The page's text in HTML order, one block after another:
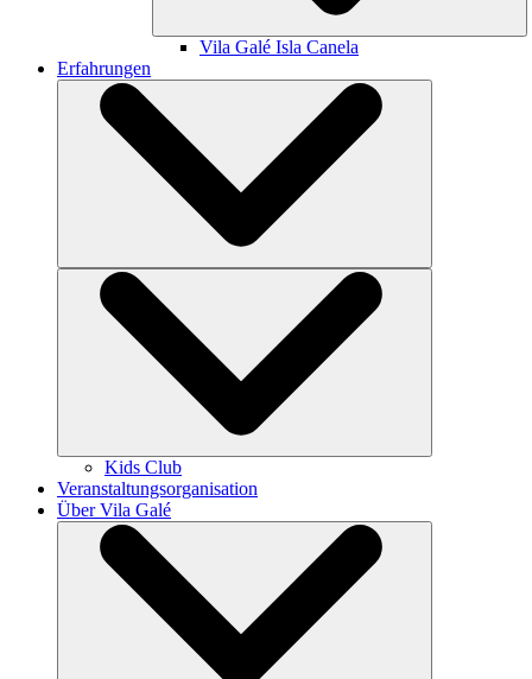
Vila Galé Isla Canela
Erfahrungen
Kids Club
Veranstaltungsorganisation
Über Vila Galé